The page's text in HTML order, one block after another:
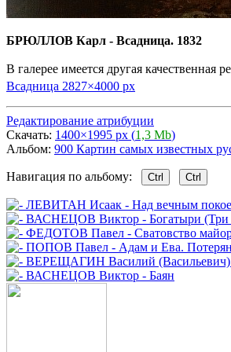
БРЮЛЛОВ Карл - Всадница. 1832
В галерее имеется другая качественная
Всадница 2827×4000 px
Редактирование атрибуции
Скачать: 1400×1995 px (1,3 Mb)
Альбом: 900 Картин самых известных
Навигация по альбому: Ctrl Ctrl